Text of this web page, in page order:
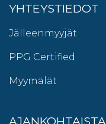
YHTEYSTIEDOT
Jälleenmyyjät
PPG Certified
Myymälät